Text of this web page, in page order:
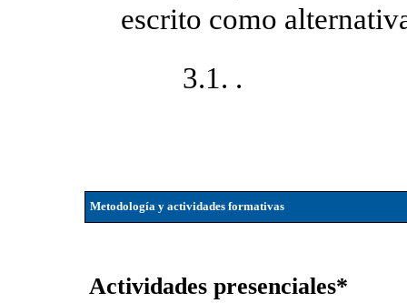
escrito como
3.1. .
Metodología y actividades formativas
Actividades presenciales*